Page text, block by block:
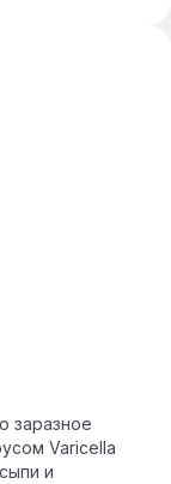
заразное
Varicella
и